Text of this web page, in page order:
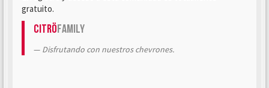
gratuito.
CitröFamily
Disfrutando con nuestros chevrones.